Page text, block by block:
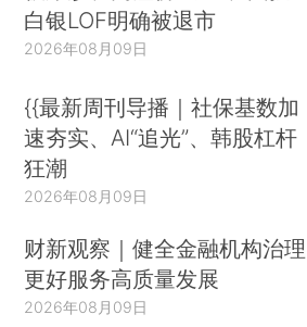
白银LOF明确被退市
2026年08月09日
{{最新周刊导播｜社保基数加
速夯实、AI“追光”、韩股杠杆
狂潮
2026年08月09日
财新观察｜健全金融机构治理
更好服务高质量发展
2026年08月09日